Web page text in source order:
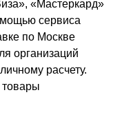
«Мастеркард»
сервиса
по Москве
организаций
расчету.